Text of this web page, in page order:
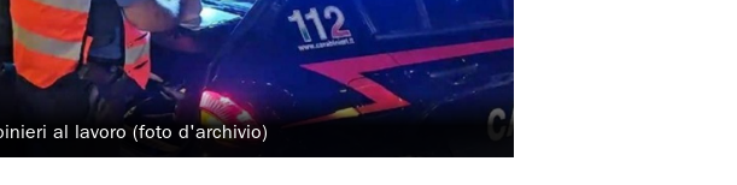
al lavoro (foto d'archivio)